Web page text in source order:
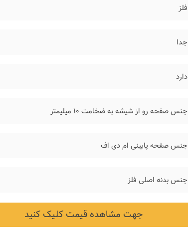
فلز
جدا
دارد
جنس صفحه رو از شیشه به ضخامت ۱۰ میلیمتر
جنس صفحه پایینی ام دی اف
جنس بدنه اصلی فلز
جهت مشاهده قیمت کلیک کنید